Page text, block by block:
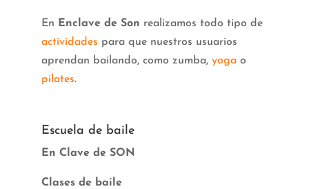
En Enclave de Son realizamos todo tipo de
actividades para que nuestros usuarios
aprendan bailando, como zumba, yogao
pilates.
Escuela de baile
En Clave de SON
Clases de baile